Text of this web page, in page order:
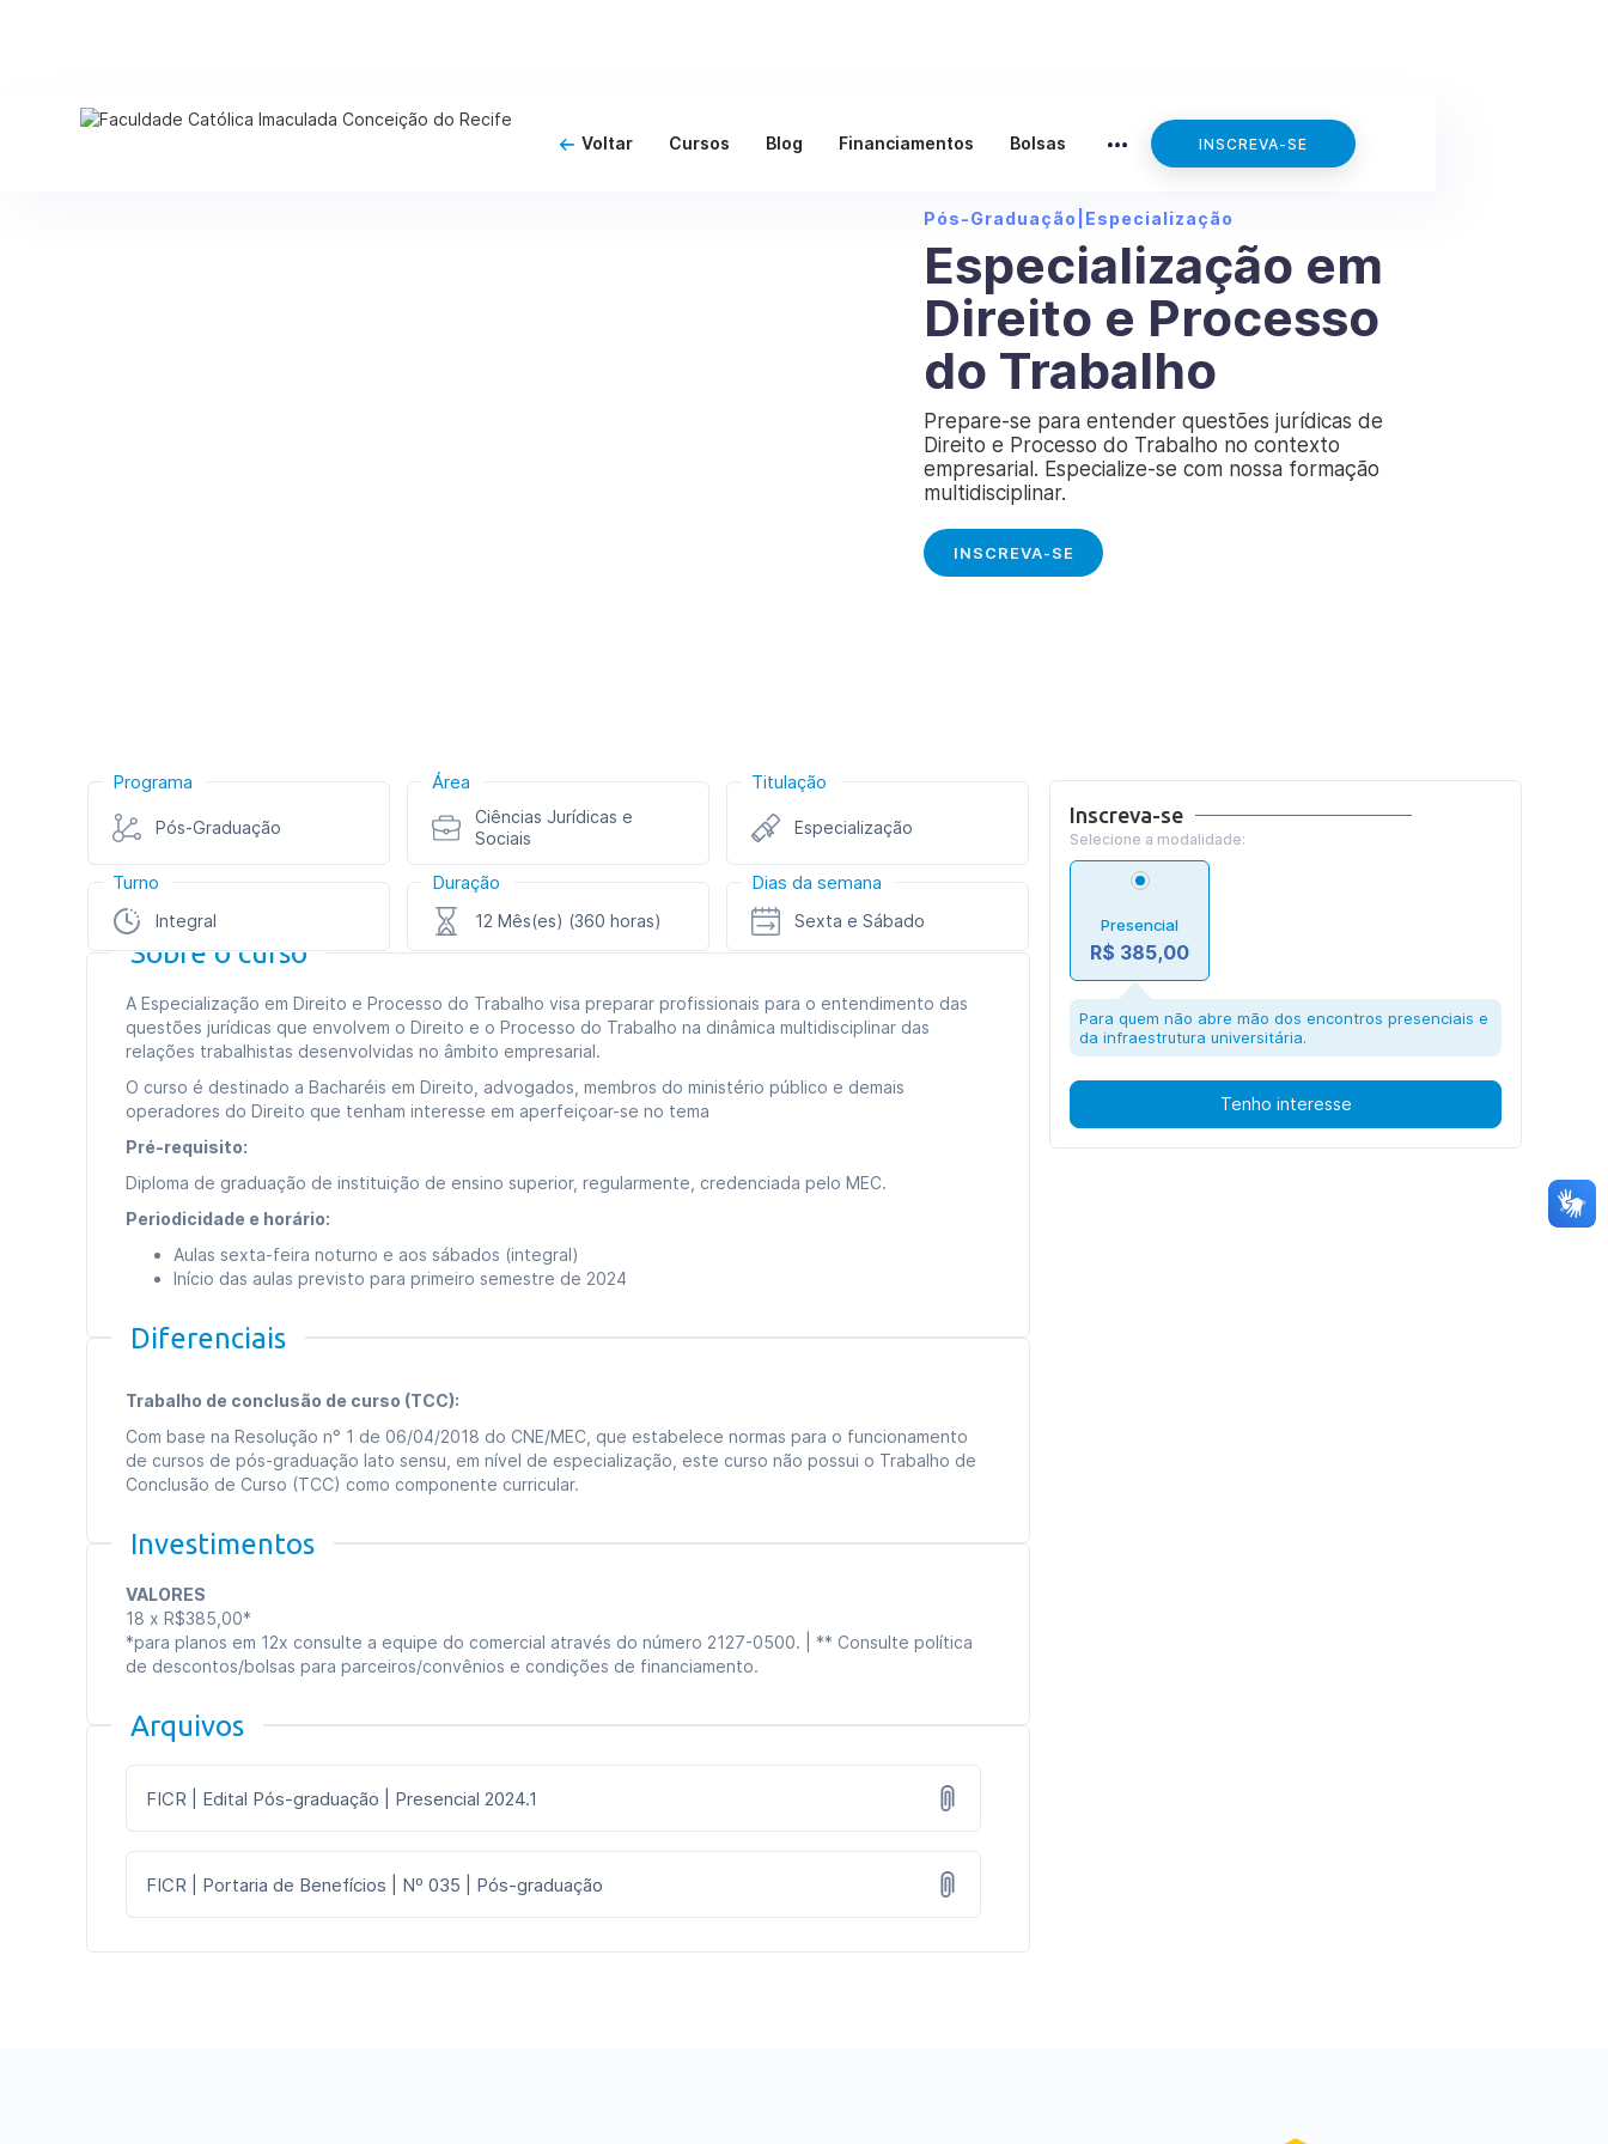
Voltar Cursos Blog Financiamentos Bolsas INSCREVA-SE
Pós-Graduação Especialização
Especialização em
Direito e Processo
do Trabalho
Prepare-se para entender questões jurídicas de
Direito e Processo do Trabalho no contexto
empresarial. Especialize-se com nossa formação
multidisciplinar.
INSCREVA-SE
Programa
Pós-Graduação
Área
Ciências Jurídicas e
Sociais
Titulação
Especialização
Turno
Integral
Duração
12 Mês(es) (360 horas)
Dias da semana
Sexta e Sábado
Sobre o curso
A Especialização em Direito e Processo do Trabalho visa preparar profissionais para o entendimento das
questões jurídicas que envolvem o Direito e o Processo do Trabalho na dinâmica multidisciplinar das
relações trabalhistas desenvolvidas no âmbito empresarial.
O curso é destinado a Bacharéis em Direito, advogados, membros do ministério público e demais
operadores do Direito que tenham interesse em aperfeiçoar-se no tema
Pré-requisito:
Diploma de graduação de instituição de ensino superior, regularmente, credenciada pelo MEC.
Periodicidade e horário:
Aulas sexta-feira noturno e aos sábados (integral)
Início das aulas previsto para primeiro semestre de 2024
Diferenciais
Trabalho de conclusão de curso (TCC):
Com base na Resolução n° 1 de 06/04/2018 do CNE/MEC, que estabelece normas para o funcionamento
de cursos de pós-graduação lato sensu, em nível de especialização, este curso não possui o Trabalho de
Conclusão de Curso (TCC) como componente curricular.
Investimentos
VALORES
18 x R$385,00*
*para planos em 12x consulte a equipe do comercial através do número 2127-0500. | ** Consulte política
de descontos/bolsas para parceiros/convênios e condições de financiamento.
Arquivos
FICR | Edital Pós-graduação | Presencial 2024.1
FICR | Portaria de Benefícios | Nº 035 | Pós-graduação
Inscreva-se
Selecione a modalidade:
Presencial
R$ 385,00
Para quem não abre mão dos encontros presenciais e
da infraestrutura universitária.
Tenho interesse